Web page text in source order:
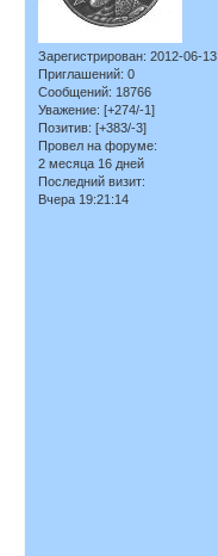
Зарегистрирован: 2012-06-13
Приглашений: 0
Сообщений: 18766
Уважение: [+274/-1]
Позитив: [+383/-3]
Провел на форуме:
2 месяца 16 дней
Последний визит:
Вчера 19:21:14